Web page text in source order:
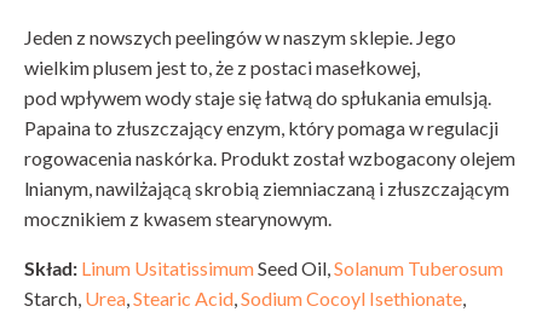
Jeden z nowszych peelingów w naszym sklepie. Jego
wielkim plusem jest to, że z postaci masełkowej,
pod wpływem wody staje się łatwą do spłukania emulsją.
Papaina to złuszczający enzym, który pomaga w regulacji
rogowacenia naskórka. Produkt został wzbogacony olejem
lnianym, nawilżającą skrobią ziemniaczaną i złuszczającym
mocznikiem z kwasem stearynowym.
Skład: Linum UsitatissimumSeed Oil,Solanum Tuberosum
Starch, Urea,Stearic Acid,Sodium Cocoyl Isethionate,